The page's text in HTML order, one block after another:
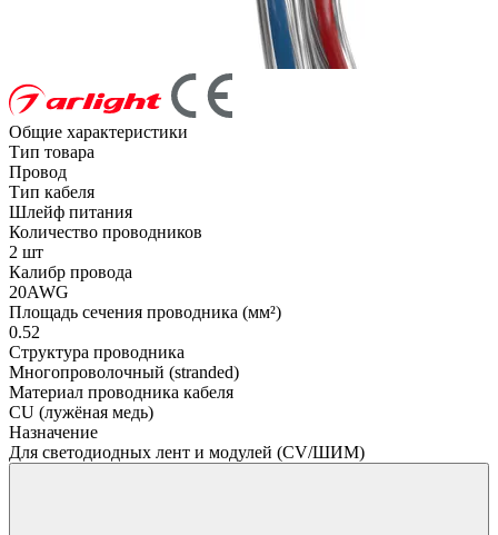
Общие характеристики
Тип товара
Провод
Тип кабеля
Шлейф питания
Количество проводников
2 шт
Калибр провода
20AWG
Площадь сечения проводника (мм²)
0.52
Структура проводника
Многопроволочный (stranded)
Материал проводника кабеля
CU (лужёная медь)
Назначение
Для светодиодных лент и модулей (CV/ШИМ)